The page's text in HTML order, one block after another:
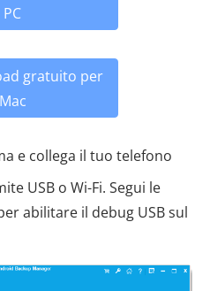
PC
gratuito per
Mac
e collega il tuo telefono
USB o Wi-Fi. Segui le
abilitare il debug USB sul